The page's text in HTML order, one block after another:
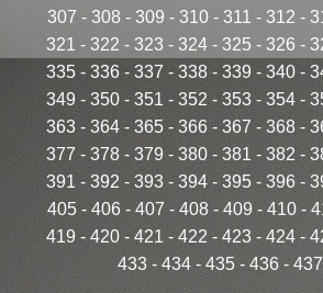
307 - 308 - 309 - 310- 311 - 312 -
321 - 322 - 323 - 324 - 325 - 326 -
335 - 336 - 337 - 338 - 339 - 340 -
349 - 350 - 351 - 352 - 353 - 354 -
363 - 364 - 365 - 366 - 367 - 368 -
377 - 378 - 379 - 380 - 381 - 382 -
391 - 392 - 393 - 394 - 395 - 396 -
405- 406 - 407 - 408- 409- 410-
419 - 420 - 421 - 422 - 423 - 424 -
433- 434- 435- 436- 437